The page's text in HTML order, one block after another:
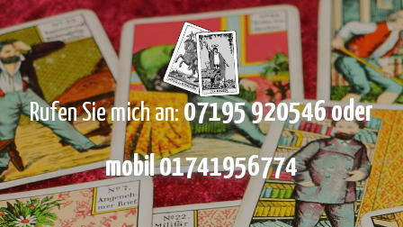
Rufen Sie mich an:07195 920546 oder
mobil 01741956774